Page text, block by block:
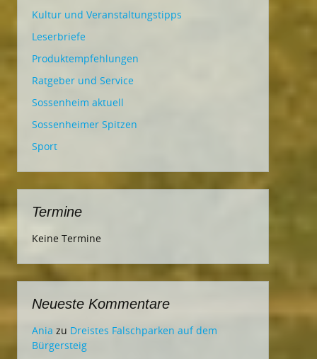
Kultur und Veranstaltungstipps
Leserbriefe
Produktempfehlungen
Ratgeber und Service
Sossenheim aktuell
Sossenheimer Spitzen
Sport
Termine
Keine Termine
Neueste Kommentare
Ania zu Dreistes Falschparken auf dem
Bürgersteig